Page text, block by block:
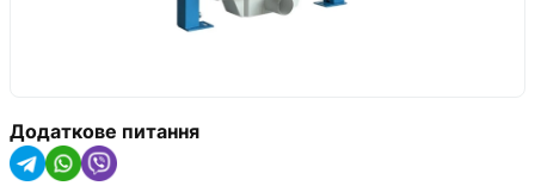
Додаткове питання